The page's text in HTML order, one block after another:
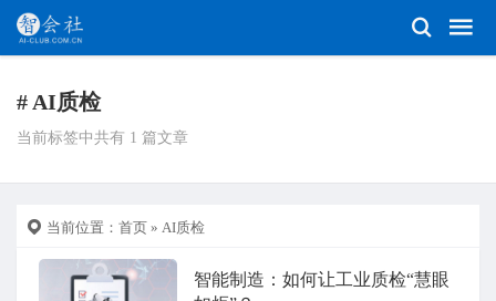
# AI质检
当前标签中共有 1 篇文章
当前位置： 首页 » AI质检
智能制造：如何让工业质检“慧眼